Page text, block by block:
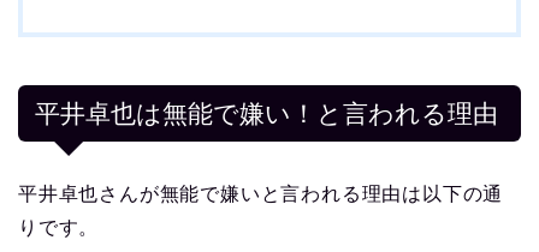
平井卓也は無能で嫌い！と言われる理由
平井卓也さんが無能で嫌いと言われる理由は以下の通
りです。